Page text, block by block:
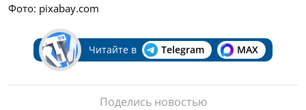
Фото: pixabay.com
Читайте в Telegram MAX
Поделись новостью